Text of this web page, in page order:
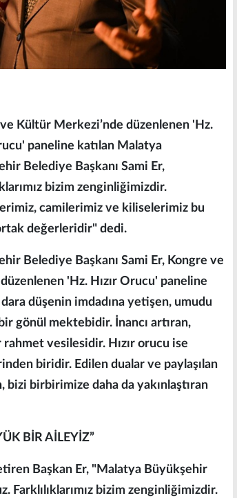
Kültür Merkezi’nde düzenlenen 'Hz.
paneline katılan Malatya
Belediye Başkanı Sami Er,
bizim zenginliğimizdir.
camilerimiz ve kiliselerimiz bu
değerleridir" dedi.
Belediye Başkanı Sami Er, Kongre ve
'Hz. Hızır Orucu' paneline
dara düşenin imdadına yetişen, umudu
gönül mektebidir. İnancı artıran,
rahmet vesilesidir. Hızır orucu ise
biridir. Edilen dualar ve paylaşılan
birbirimize daha da yakınlaştıran
BİR AİLEYİZ”
Başkan Er, "Malatya Büyükşehir
Farklılıklarımız bizim zenginliğimizdir.